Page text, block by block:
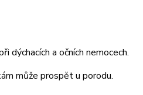
dýchacích a očních nemocech.
může prospět u porodu.